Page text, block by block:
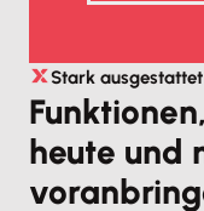
Stark ausgestattet
heute und